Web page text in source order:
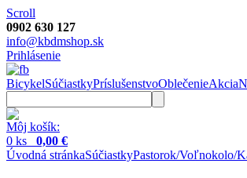
Scroll
0902 630 127
info@kbdmshop.sk
Prihlásenie
BicykelSúčiastkyPríslušenstvoOblečenieAkcia
Môj košík:
0 ks 0,00 €
Úvodná stránkaSúčiastkyPastorok/Voľnokolo/